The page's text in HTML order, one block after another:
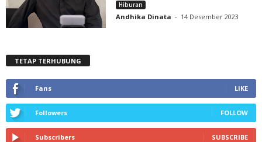
Hiburan
Andhika Dinata - 14 Desember 2023
TETAP TERHUBUNG
Fans LIKE
Followers FOLLOW
Subscribers SUBSCRIBE